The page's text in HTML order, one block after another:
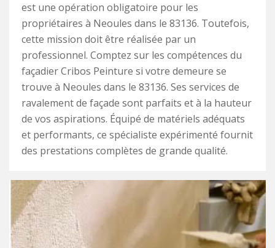
est une opération obligatoire pour les
propriétaires à Neoules dans le 83136. Toutefois,
cette mission doit être réalisée par un
professionnel. Comptez sur les compétences du
façadier Cribos Peinture si votre demeure se
trouve à Neoules dans le 83136. Ses services de
ravalement de façade sont parfaits et à la hauteur
de vos aspirations. Équipé de matériels adéquats
et performants, ce spécialiste expérimenté fournit
des prestations complètes de grande qualité.